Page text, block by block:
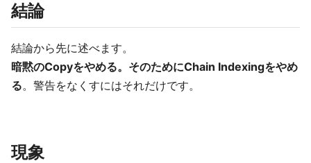
結論
結論から先に述べます。
暗黙のCopyをやめる。そのためにChain Indexingをやめ
る。警告をなくすにはそれだけです。
現象